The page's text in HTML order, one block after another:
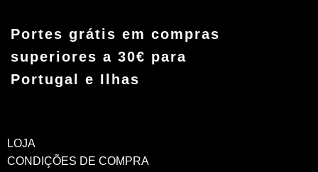
Portes grátis em compras
superiores a 30€ para
Portugal e Ilhas
LOJA
CONDIÇÕES DE COMPRA